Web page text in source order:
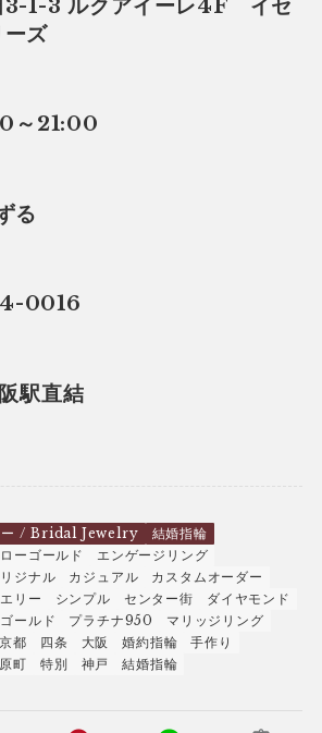
3-1-3 ルクアイーレ4F イセ
ーズ
～21:00
る
0016
駅直結
ー / Bridal Jewelry
結婚指輪
ーゴールド
エンゲージリング
ジナル カジュアル
カスタムオーダー
リー シンプル センター街
ダイヤモンド
ールド プラチナ950
マリッジリング
京都 四条 大阪 婚約指輪
手作り
町 特別 神戸 結婚指輪